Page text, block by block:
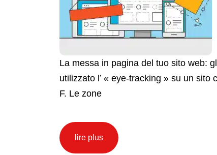
La messa in pagina del tuo sito web:
utilizzato l’ « eye-tracking » su un
F. Le zone
lire plus